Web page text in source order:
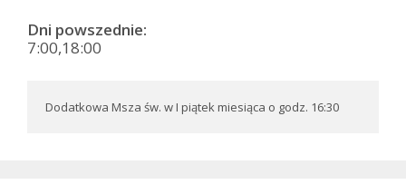
Dni powszednie:
7:00,18:00
Dodatkowa Msza św. w I piątek miesiąca o godz. 16:30